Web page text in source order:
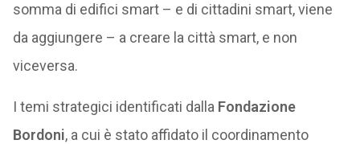
somma di edifici smart – e di cittadini smart, viene
da aggiungere – a creare la città smart, e non
viceversa.
I temi strategici identificati dalla Fondazione
Bordoni, a cui è stato affidato il coordinamento